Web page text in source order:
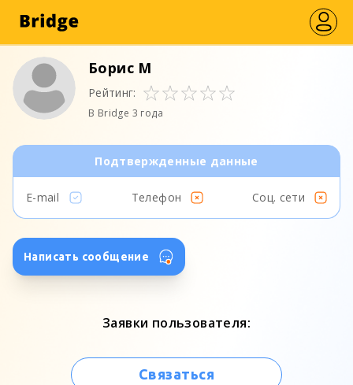
Борис М
Рейтинг:
В Bridge 3 года
Подтвержденные данные
E-mail Телефон Соц. сети
Написать сообщение
Заявки пользователя:
Связаться